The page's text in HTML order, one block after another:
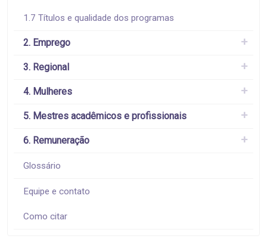
1.7 Títulos e qualidade dos programas
2. Emprego
3. Regional
4. Mulheres
5. Mestres acadêmicos e profissionais
6. Remuneração
Glossário
Equipe e contato
Como citar